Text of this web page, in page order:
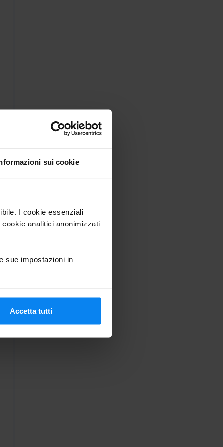
sui cookie
I cookie essenziali
analitici anonimizzati
sue impostazioni in
Accetta tutti